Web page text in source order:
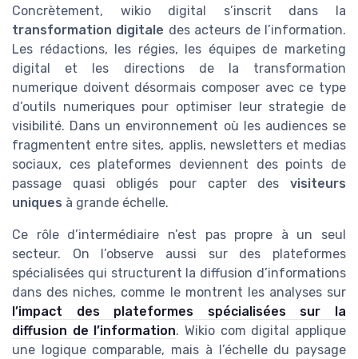
Concrètement, wikio digital s’inscrit dans la
transformation digitale des acteurs de l’information.
Les rédactions, les régies, les équipes de marketing
digital et les directions de la transformation
numerique doivent désormais composer avec ce type
d’outils numeriques pour optimiser leur strategie de
visibilité. Dans un environnement où les audiences se
fragmentent entre sites, applis, newsletters et medias
sociaux, ces plateformes deviennent des points de
passage quasi obligés pour capter des visiteurs
uniques à grande échelle.
Ce rôle d’intermédiaire n’est pas propre à un seul
secteur. On l’observe aussi sur des plateformes
spécialisées qui structurent la diffusion d’informations
dans des niches, comme le montrent les analyses sur
l’impact des plateformes spécialisées sur la
diffusion de l’information. Wikio com digital applique
une logique comparable, mais à l’échelle du paysage